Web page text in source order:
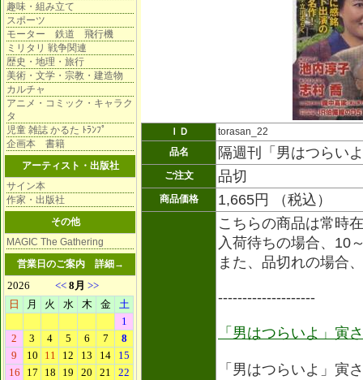
趣味・組み立て
スポーツ
モーター 鉄道 飛行機
ミリタリ 戦争関連
歴史・地理・旅行
美術・文学・宗教・建造物
カルチャ
アニメ・コミック・キャラク
タ
児童 雑誌 かるた ﾄﾗﾝﾌﾟ
企画本 書籍
アーティスト・出版社
サイン本
作家・出版社
その他
MAGIC The Gathering
営業日のご案内 詳細→
ＩＤ
torasan_22
品名
隔週刊「男はつらい
ご注文 品切
商品価格 1,665円 （税込）
こちらの商品は常時
入荷待ちの場合、10
また、品切れの場合
--------------------
「男はつらいよ」寅
「男はつらいよ」寅